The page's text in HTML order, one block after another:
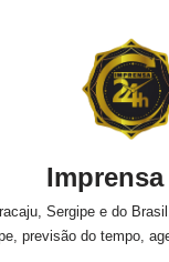
Imprensa
Sergipe e do
previsão do tempo,